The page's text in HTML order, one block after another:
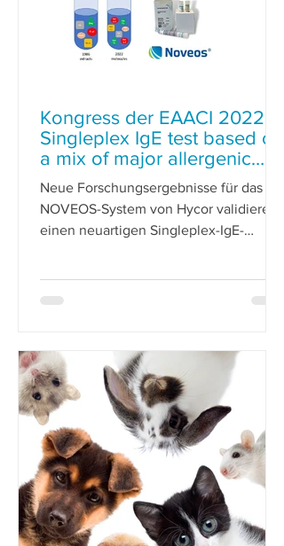
Kongress der EAACI 2022:
Singleplex IgE test based on
a mix of major allergenic
molecules
Neue Forschungsergebnisse für das
NOVEOS-System von Hycor validieren
einen neuartigen Singleplex-IgE-